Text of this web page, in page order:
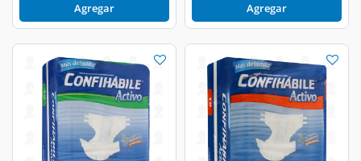
Agregar Agregar